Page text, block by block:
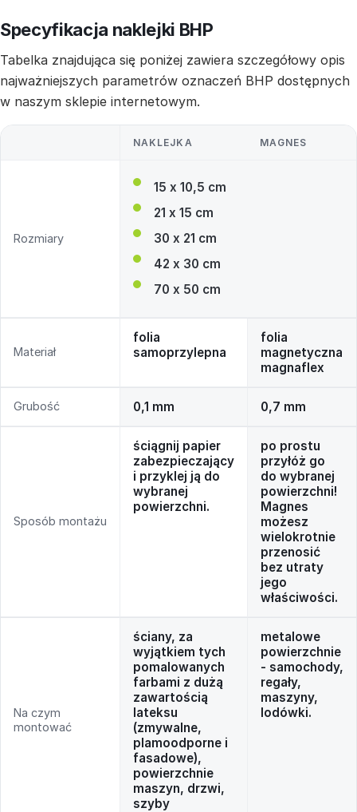
Specyfikacja naklejki BHP
Tabelka znajdująca się poniżej zawiera szczegółowy opis
najważniejszych parametrów oznaczeń BHP dostępnych
w naszym sklepie internetowym.
NAKLEJKA MAGNES
Rozmiary
15 x 10,5 cm
21 x 15 cm
30 x 21 cm
42 x 30 cm
70 x 50 cm
Materiał
folia
samoprzylepna
folia
magnetyczna
magnaflex
Grubość 0,1 mm 0,7 mm
Sposób montażu
ściągnij papier
zabezpieczający
i przyklej ją do
wybranej
powierzchni.
po prostu
przyłóż go
do wybranej
powierzchni!
Magnes
możesz
wielokrotnie
przenosić
bez utraty
jego
właściwości.
Na czym
montować
ściany, za
wyjątkiem tych
pomalowanych
farbami z dużą
zawartością
lateksu
(zmywalne,
plamoodporne i
fasadowe),
powierzchnie
maszyn, drzwi,
szyby
metalowe
powierzchnie
- samochody,
regały,
maszyny,
lodówki.